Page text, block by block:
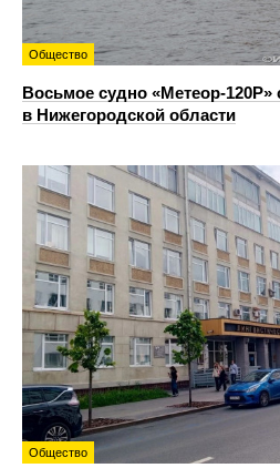
Общество
Восьмое судно «Метеор-120Р»
в Нижегородской области
Общество